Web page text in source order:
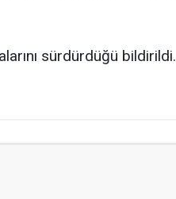
sürdürdüğü bildirildi.